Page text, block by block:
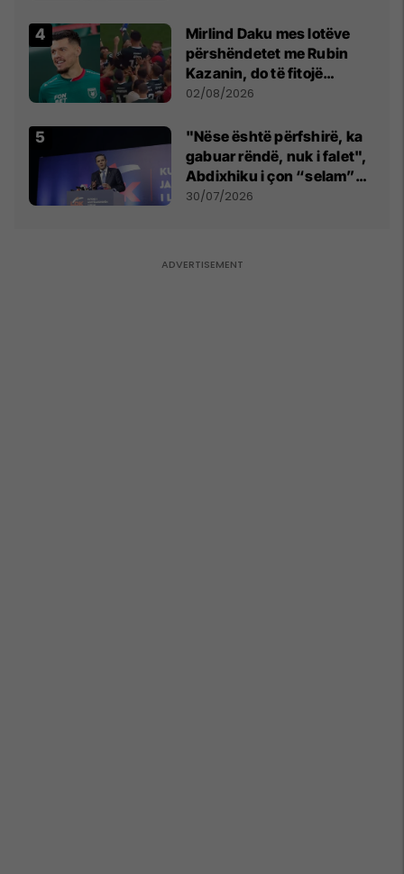
Mirlind Daku mes lotëve
përshëndetet me Rubin
Kazanin, do të fitojë
miliona te Spartak Moska
02/08/2026
"Nëse është përfshirë, ka
gabuar rëndë, nuk i falet",
Abdixhiku i çon “selam”
Përparim Ramës
30/07/2026